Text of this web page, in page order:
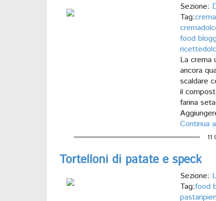
Sezione:
Tag:crema
food
La crema
ancora
scaldare
il
farina
Continua
11
Tortelloni di patate e speck
Sezione:
Tag:food